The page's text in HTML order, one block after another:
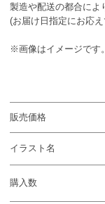
製造や配送の都合によ
(お届け日指定にお応
※画像はイメージです
販売価格
イラスト名
購入数